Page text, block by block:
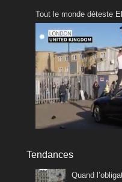
Tout le monde déteste
Tendances
Quand